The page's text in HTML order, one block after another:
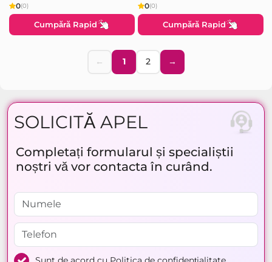
0(0)
Cumpără Rapid
0(0)
Cumpără Rapid
← 1 2 →
SOLICITĂ APEL
Completați formularul și specialiștii
noștri vă vor contacta în curând.